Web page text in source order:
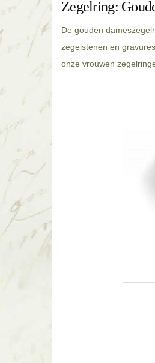
Zegelring:
De gouden
zegelstenen en
onze vrouwen